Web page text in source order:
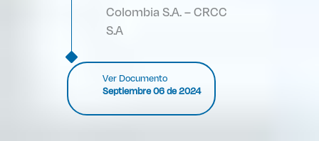
Colombia S.A. – CRCC
S.A
Ver Documento
Septiembre 06 de 2024